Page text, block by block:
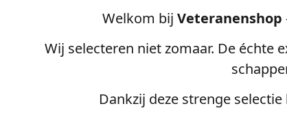
Welkom bij Veteranenshop
Wij selecteren niet zomaar. De échte
Dankzij deze strenge